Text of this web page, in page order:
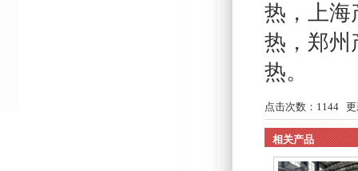
热 ， 上海
热 ， 郑州
热。
点击次数： 1144更
相关产品